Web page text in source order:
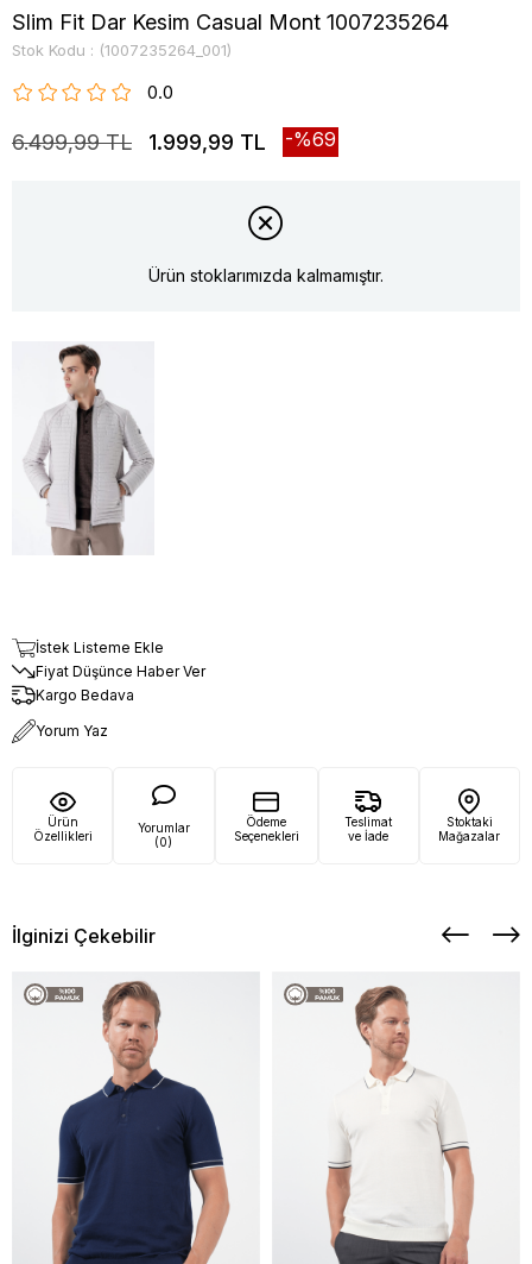
Slim Fit Dar Kesim Casual Mont 1007235264
Stok Kodu (1007235264_001)
0.0
6.499,99 TL 1.999,99 TL 69
Ürün stoklarımızda kalmamıştır.
İstek Listeme Ekle
Fiyat Düşünce Haber Ver
Kargo Bedava
Yorum Yaz
Ürün
Özellikleri
Yorumlar
(0)
Ödeme
Seçenekleri
Teslimat
ve İade
Stoktaki
Mağazalar
İlginizi Çekebilir